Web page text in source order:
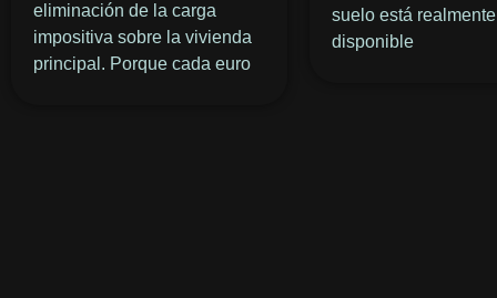
eliminación de la carga
impositiva sobre la vivienda
principal. Porque cada euro
suelo está realmente
disponible